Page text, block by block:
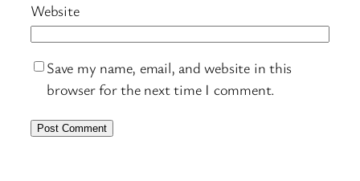
Website
Save my name, email, and website in this
browser for the next time I comment.